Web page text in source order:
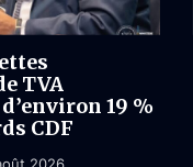
TVA
19 %
CDF
2026